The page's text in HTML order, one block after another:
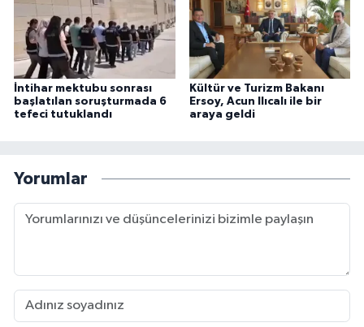
İntihar mektubu sonrası
başlatılan soruşturmada 6
tefeci tutuklandı
Kültür ve Turizm Bakanı
Ersoy, Acun Ilıcalı ile bir
araya geldi
Yorumlar